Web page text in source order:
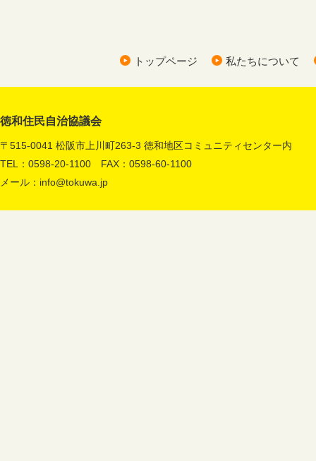
トップページ 私たちについて
徳和住民自治協議会
〒515-0041 松阪市上川町263-3 徳和地区コミュニティセンター内
TEL：0598-20-1100 FAX：0598-60-1100
メール： info@tokuwa.jp